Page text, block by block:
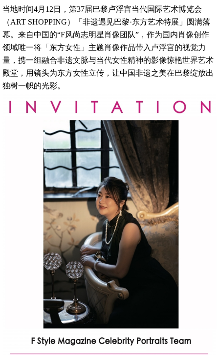
当地时间4月12日，第37届巴黎卢浮宫当代国际艺术博览会
（ART SHOPPING）「非遗遇见巴黎·东方艺术特展」圆满落
幕。来自中国的“F风尚志明星肖像团队”，作为国内肖像创作
领域唯一将「东方女性」主题肖像作品带入卢浮宫的视觉力
量，携一组融合非遗文脉与当代女性精神的影像惊艳世界艺术
殿堂，用镜头为东方女性立传，让中国非遗之美在巴黎绽放出
独树一帜的光彩。